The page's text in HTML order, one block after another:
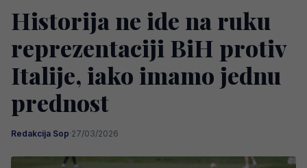
Historija ne ide na ruku
reprezentaciji BiH protiv
Italije, iako imamo jednu
prednost
Redakcija Sop·27/03/2026